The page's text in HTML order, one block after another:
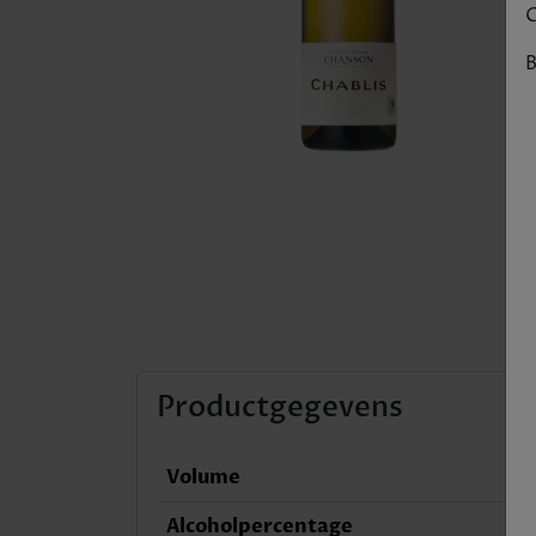
Productgegevens
Volume
Alcoholpercentage